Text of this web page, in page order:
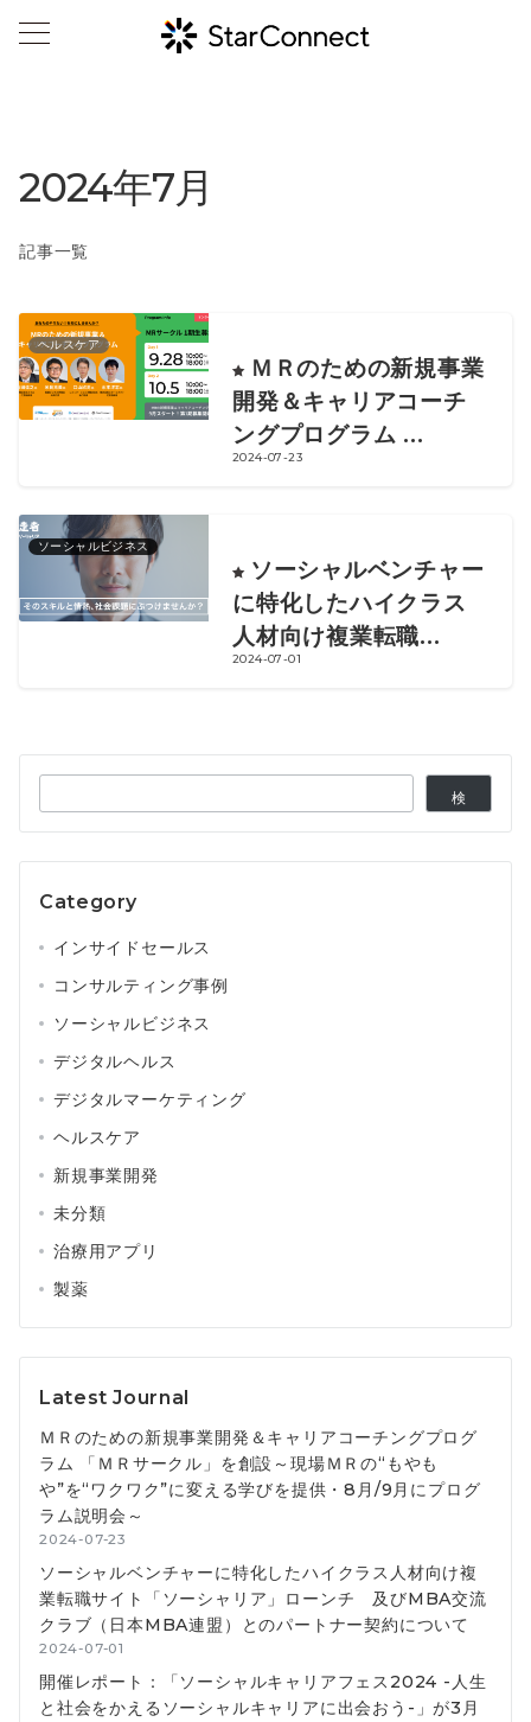
2024年7月
記事一覧
ヘルスケア
ＭＲのための新規事業
開発＆キャリアコーチ
ングプログラム ...
2024-07-23
ソーシャルビジネス
ソーシャルベンチャー
に特化したハイクラス
人材向け複業転職...
2024-07-01
索
検
Category
インサイドセールス
コンサルティング事例
ソーシャルビジネス
デジタルヘルス
デジタルマーケティング
ヘルスケア
新規事業開発
未分類
治療用アプリ
製薬
Latest Journal
ＭＲのための新規事業開発＆キャリアコーチングプログ
ラム 「ＭＲサークル」を創設～現場ＭＲの“もやも
や”を“ワクワク”に変える学びを提供・8月/9月にプログ
ラム説明会～
2024-07-23
ソーシャルベンチャーに特化したハイクラス人材向け複
業転職サイト「ソーシャリア」ローンチ 及びMBA交流
クラブ（日本MBA連盟）とのパートナー契約について
2024-07-01
開催レポート：「ソーシャルキャリアフェス2024 -人生
と社会をかえるソーシャルキャリアに出会おう-」が3月